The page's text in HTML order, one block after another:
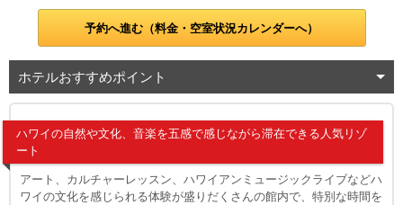
予約へ進む（料金・空室状況カレンダーへ）
ホテルおすすめポイント
ハワイの自然や文化、音楽を五感で感じながら滞在できる人気リゾ
ート
アート、カルチャーレッスン、ハワイアンミュージックライブなどハ
ワイの文化を感じられる体験が盛りだくさんの館内で、特別な時間を